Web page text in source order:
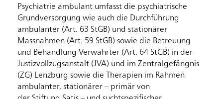
Psychiatrie ambulant umfasst die psychiatrische
Grundversorgung wie auch die Durchführung
ambulanter (Art. 63 StGB) und stationärer
Massnahmen (Art. 59 StGB) sowie die Betreuung
und Behandlung Verwahrter (Art. 64 StGB) in der
Justizvollzugsanstalt (JVA) und im Zentralgefängnis
(ZG) Lenzburg sowie die Therapien im Rahmen
ambulanter, stationärer – primär von